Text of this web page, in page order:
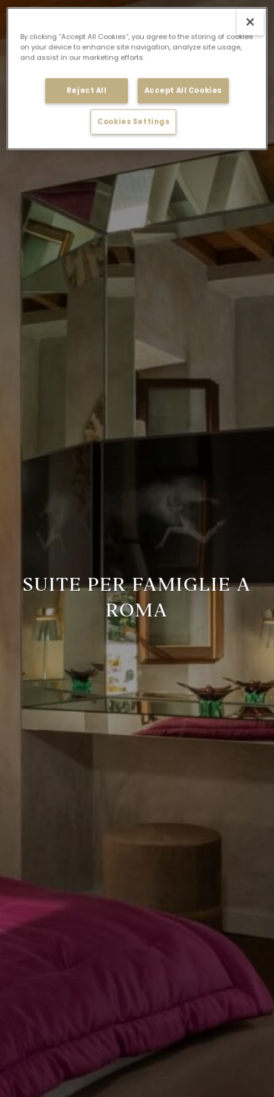
SUITE PER FAMIGLIE A
ROMA
By clicking “Accept All Cookies”, you agree to the storing of cookies
on your device to enhance site navigation, analyze site usage,
and assist in our marketing efforts.
Reject All Accept All Cookies
Cookies Settings